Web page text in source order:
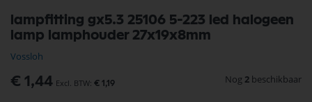
lampfitting gx5.3 25106 5-223 led halogeen
lamp lamphouder 27x19x8mm
Vossloh
€ 1,44 € 1,19 Nog 2 beschikbaar
naar
het
van
de
afbeeldingen-